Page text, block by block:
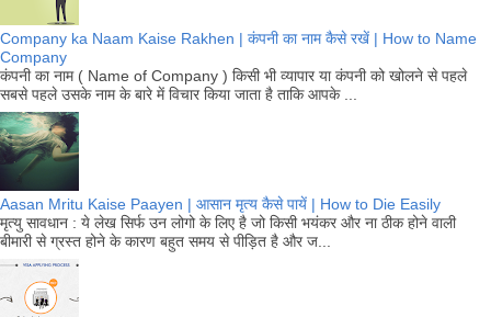
Company ka Naam Kaise Rakhen | कंपनी का नाम कैसे रखें | How to Name
Company
कंपनी का नाम ( Name of Company ) किसी भी व्यापार या कंपनी को खोलने से पहले
सबसे पहले उसके नाम के बारे में विचार किया जाता है ताकि आपके ...
Aasan Mritu Kaise Paayen | आसान मृत्य कैसे पायें | How to Die Easily
मृत्यु सावधान : ये लेख सिर्फ उन लोगो के लिए है जो किसी भयंकर और ना ठीक होने वाली
बीमारी से ग्रस्त होने के कारण बहुत समय से पीड़ित है और ज...